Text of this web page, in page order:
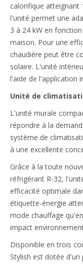
calorifique atteignant
l'unité permet une
3 à 24 kW en
maison. Pour une
chaudière peut être
solaire. L'unité
l'aide de l'application
Unité de
L'unité murale
répondre à la
système de
à une excellente
Grâce à la toute
réfrigérant R-32,
efficacité optimale
étiquette-énergie
mode chauffage
impact
Disponible en trois
Stylish est dotée